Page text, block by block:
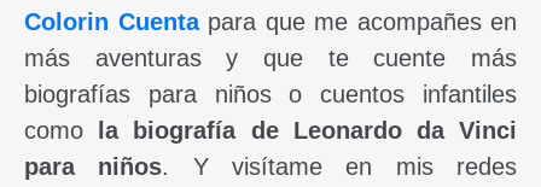
Colorin Cuentapara que me acompañes en
más aventuras y que te cuente más
biografías para niños o cuentos infantiles
como
la biografía de Leonardo da Vinci
para niños. Y visítame en mis redes